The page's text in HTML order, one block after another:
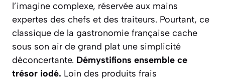
l’imagine complexe, réservée aux mains
expertes des chefs et des traiteurs. Pourtant, ce
classique de la gastronomie française cache
sous son air de grand plat une simplicité
déconcertante. Démystifions ensemble ce
trésor iodé. Loin des produits frais